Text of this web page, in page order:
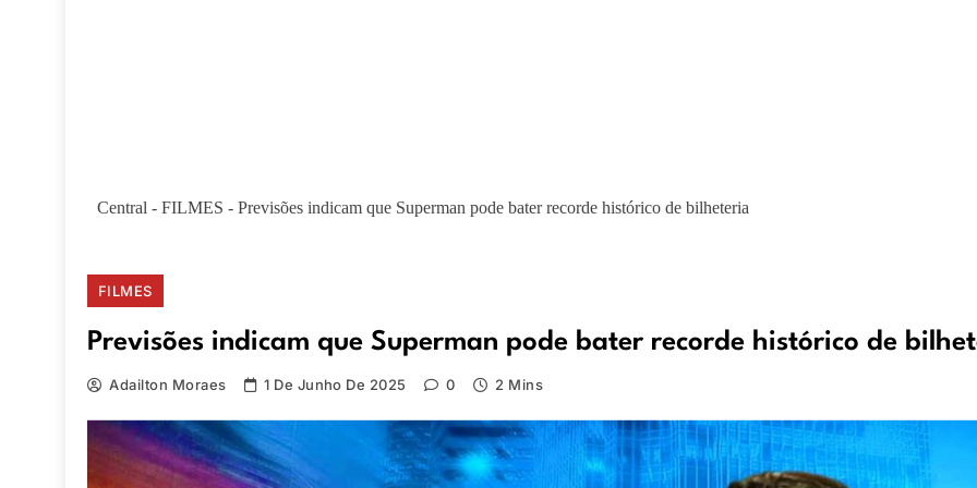
Central - FILMES - Previsões indicam que Superman pode bater recorde histórico de bilheteria
FILMES
Previsões indicam que Superman pode bater recorde histórico de
Adailton Moraes 1 De Junho De 2025 0 2 Mins